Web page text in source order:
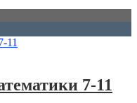
7-11